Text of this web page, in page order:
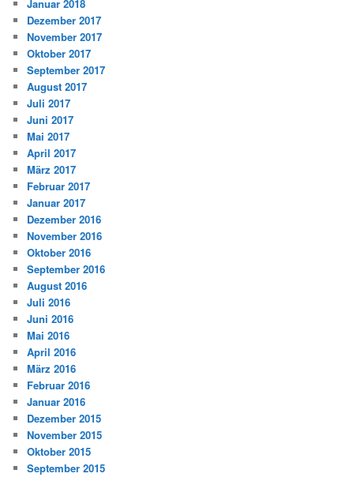
Januar 2018
Dezember 2017
November 2017
Oktober 2017
September 2017
August 2017
Juli 2017
Juni 2017
Mai 2017
April 2017
März 2017
Februar 2017
Januar 2017
Dezember 2016
November 2016
Oktober 2016
September 2016
August 2016
Juli 2016
Juni 2016
Mai 2016
April 2016
März 2016
Februar 2016
Januar 2016
Dezember 2015
November 2015
Oktober 2015
September 2015